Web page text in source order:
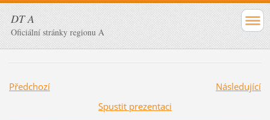
DT A
Oficiální stránky regionu A
Předchozí
Následující
Spustit prezentaci